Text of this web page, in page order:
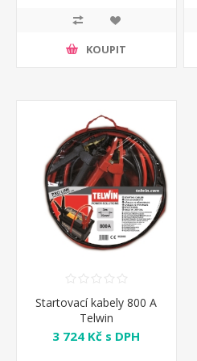
KOUPIT
Startovací kabely 800 A
Telwin
3 724 Kč s DPH